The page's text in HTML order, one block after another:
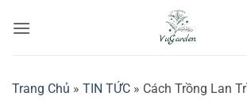
qua
Trang Chủ » TIN TỨC » Cách Trồng Lan